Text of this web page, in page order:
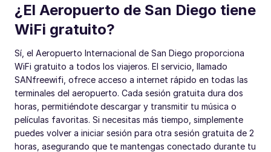
¿El Aeropuerto de San Diego tiene
WiFi gratuito?
Sí, el Aeropuerto Internacional de San Diego proporciona
WiFi gratuito a todos los viajeros. El servicio, llamado
SANfreewifi, ofrece acceso a internet rápido en todas las
terminales del aeropuerto. Cada sesión gratuita dura dos
horas, permitiéndote descargar y transmitir tu música o
películas favoritas. Si necesitas más tiempo, simplemente
puedes volver a iniciar sesión para otra sesión gratuita de 2
horas, asegurando que te mantengas conectado durante tu